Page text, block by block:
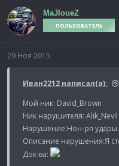
MaJIoueZ
ПОЛЬЗОВАТЕЛЬ
29 Ноя 2015
Иван2212 написал(а):
Мой ник: David_Brown
Ник нарушителя: Alik_Nevil
Нарушение:Нон-рп удары.
Описание нарушения:Я
Док-ва: